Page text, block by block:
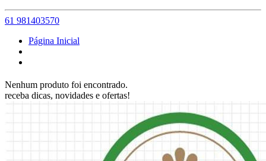
61 981403570
Página Inicial
Nenhum produto foi encontrado.
receba dicas, novidades e ofertas!